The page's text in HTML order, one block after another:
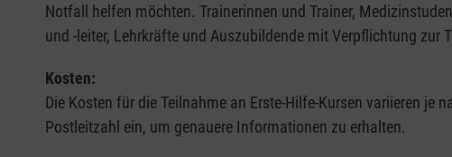
Notfall helfen möchten. Trainerinnen und Trainer,
und -leiter, Lehrkräfte und Auszubildende mit Verpflichtung zur
Kosten:
Die Kosten für die Teilnahme an Erste-Hilfe-Kursen variieren je
Postleitzahl ein, um genauere Informationen zu erhalten.